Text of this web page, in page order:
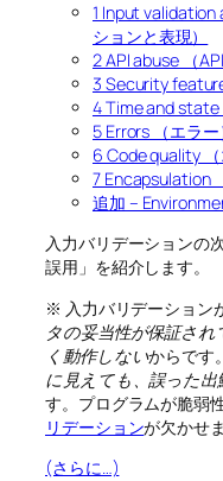
1 Input
ションと表現）
2 API abuse （
3 Security
4 Time and state
5 Errors （エラー
6 Code quality （
7 Encapsulation
追加 –
入力バリデーションの
誤用」を紹介します。
※ 入力バリデーション
タの妥当性が保証さ
く動作しないからです。
に見えても、誤った
す。プログラムが脆弱
リデーションが欠かせ
(さらに…)